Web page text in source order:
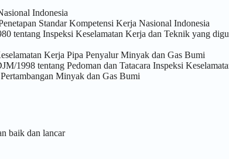
Indonesia
Standar Kompetensi Kerja Nasional Indonesia
tentang Inspeksi Keselamatan Kerja dan Teknik yang
Kerja Pipa Penyalur Minyak dan Gas Bumi
1998 tentang Pedoman dan Tatacara Inspeksi
Minyak dan Gas Bumi
baik dan lancar